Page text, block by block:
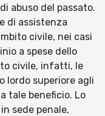
abuso del passato.
di assistenza
civile, nei casi
a spese dello
civile, infatti, le
lordo superiore agli
tale beneficio. Lo
sede penale,